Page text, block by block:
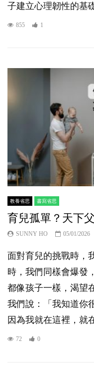
子建立心理韌性的基
855 1
教養省思 書寫省思
育兒孤單？天下
SUNNY HO 05/01/2026
面對育兒的挑戰時，
時，我們同樣會爆發
都像孩子一樣，渴望
我們說：「我知道你
因為我就在這裡，
72 0